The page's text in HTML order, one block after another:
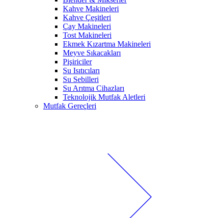
Kahve Makineleri
Kahve Çeşitleri
Çay Makineleri
Tost Makineleri
Ekmek Kızartma Makineleri
Meyve Sıkacakları
Pişiriciler
Su Isıtıcıları
Su Sebilleri
Su Arıtma Cihazları
Teknolojik Mutfak Aletleri
Mutfak Gereçleri